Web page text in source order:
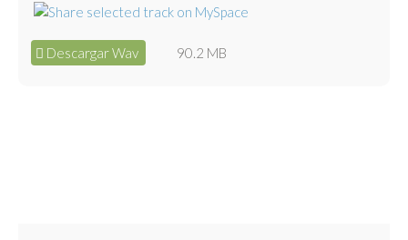
Descargar Wav 90.2 MB